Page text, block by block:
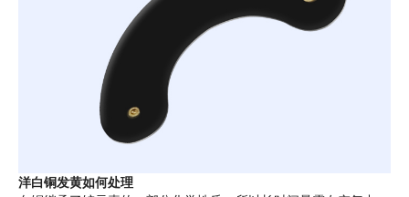
洋白铜发黄如何处理